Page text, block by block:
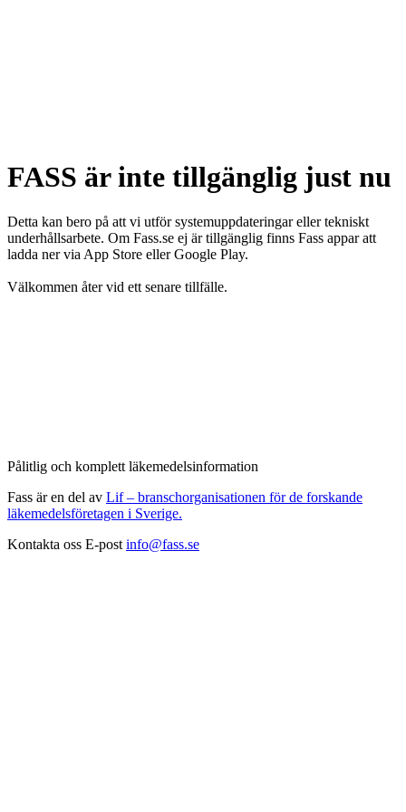
FASS är inte tillgänglig just nu
Detta kan bero på att vi utför systemuppdateringar eller tekniskt
underhållsarbete. Om Fass.se ej är tillgänglig finns Fass appar att
ladda ner via App Store eller Google Play.
Välkommen åter vid ett senare tillfälle.
Pålitlig och komplett läkemedelsinformation
Fass är en del av Lif – branschorganisationen för de forskande
läkemedelsföretagen i Sverige.
Kontakta oss E-post info@fass.se